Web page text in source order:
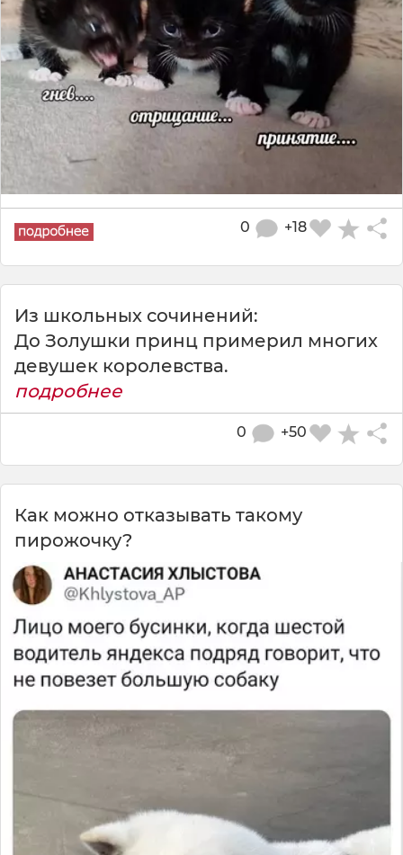
+18
0
Из школьных сочинений:
До Золушки принц примерил многих
девушек королевства.
подробнее
+50
0
Как можно отказывать такому
пирожочку?